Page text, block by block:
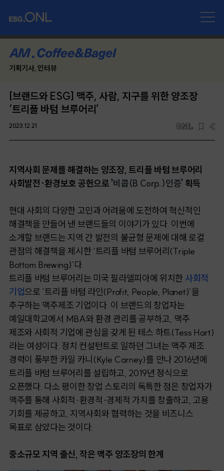
기획기사, 인터뷰
[브랜드와 ESG] 맥주, 사람, 지구를 위한 양조장
‘트리플 바텀 브루어리’
2023.12.21
지역사회 문제를 해결하는 양조장, 트리플 바텀 브루어리
사회발전·환경보호 공헌으로 '비콥(B Corp.)인증' 획득
현대 사회의 다양한 고민과 어려움에 도전하여 혁신적인
해결책을 만들어 낸 브랜드들의 이야기가 있다. 이번에
소개할 브랜드는 지역 간 발전의 불균형 문제에 대해 로컬
관점의 해결책을 제시한 ‘트리플 바텀 브루어리(Triple
Bottom Brewing)’다.
트리플 바텀 브루어리는 미국 필라델피아에 위치한 사회적
기업으로 ‘트리플 바텀 라인(Profit, People, Planet)’을
추구하는 맥주제조 기업이다. 이 브랜드의 창업자는
예일대학교에서 MBA와 환경 관리를 공부하고, 맥주
제조와 사회적 기업에 관심을 갖게 된 테스 하트(Tess Hart)
라는 여성이다. 정치 컨설턴트로 일하던 그녀는 맥주 제조
경력이 풍부한 카일 카니(Kyle Carney)를 만나 2016년에
트리플 바텀 브루어리를 설립하고, 2019년 정식으로
오픈했다. 다소 평이한 창업 스토리의 독특한 점은 창업자가
맥주를 통해 사회적·환경적·경제적 가치를 창출하고, 고용
기회를 제공하고, 지역사회와 협력하는 것을 비즈니스
목표로 삼았다는 것이다.
중소규모 지역 출신, 작은 맥주 양조장의 한계